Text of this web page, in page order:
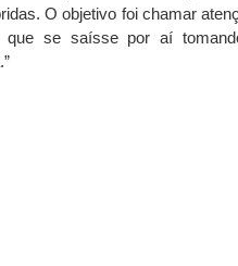
O objetivo foi chamar
se saísse por aí